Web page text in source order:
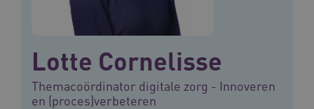
Lotte Cornelisse
Themacoördinator digitale zorg - Innoveren
en (proces)verbeteren